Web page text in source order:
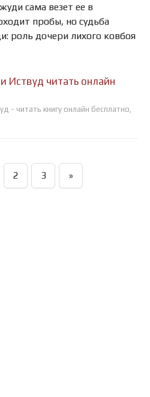
сама везет ее в
пробы, но судьба
роль дочери лихого ковбоя
Иствуд читать онлайн
- читать книгу онлайн бесплатно,
2 3 »